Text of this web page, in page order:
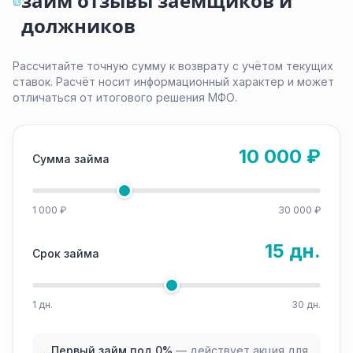
должников
Рассчитайте точную сумму к возврату с учётом текущих
ставок. Расчёт носит информационный характер и может
отличаться от итогового решения МФО.
Сумма займа 10 000 ₽
1 000 ₽ 30 000 ₽
Срок займа 15 дн.
1 дн. 30 дн.
Первый займ под 0% — действует акция для